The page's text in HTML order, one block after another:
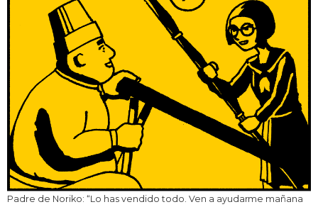
Padre de Noriko: “Lo has vendido todo. Ven a ayudarme mañana